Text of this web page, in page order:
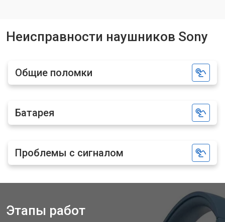
Неисправности наушников Sony
Общие поломки
Батарея
Проблемы с сигналом
Этапы работ